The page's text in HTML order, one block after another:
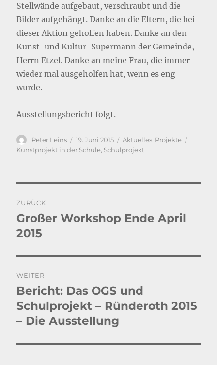
Stellwände aufgebaut, verschraubt und die
Bilder aufgehängt. Danke an die Eltern, die bei
dieser Aktion geholfen haben. Danke an den
Kunst-und Kultur-Supermann der Gemeinde,
Herrn Etzel. Danke an meine Frau, die immer
wieder mal ausgeholfen hat, wenn es eng
wurde.
Ausstellungsbericht folgt.
Autor
Peter Leins
Veröffentlicht
am
19. Juni 2015 Kategorien
Aktuelles, Projekte
Kunstprojekt in der Schule, Schulprojekt
ZURÜCK
Vorheriger
Beitrag:
Großer Workshop Ende April
2015
WEITER
Nächster
Beitrag:
Bericht: Das OGS und
Schulprojekt – Ründeroth 2015
– Die Ausstellung